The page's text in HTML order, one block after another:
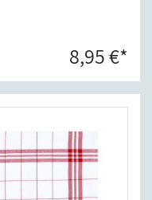
8,95 €*